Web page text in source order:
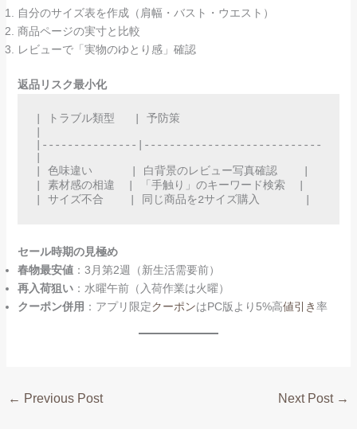
自分のサイズ表を作成（肩幅・バスト・ウエスト）
商品ページの実寸と比較
レビューで「実物のゆとり感」確認
返品リスク最小化
| トラブル類型   | 予防策
|---------------|----------------------------
| 色味違い      | 白背景のレビュー写真確認    |
| 素材感の相違  | 「手触り」のキーワード検索  |
セール時期の見極め
春物最安値：3月第2週（新生活需要前）
再入荷狙い：水曜午前（入荷作業は火曜）
クーポン併用 ：アプリ限定クーポンはPC版より5%高値引き率
← Previous Post Next Post →